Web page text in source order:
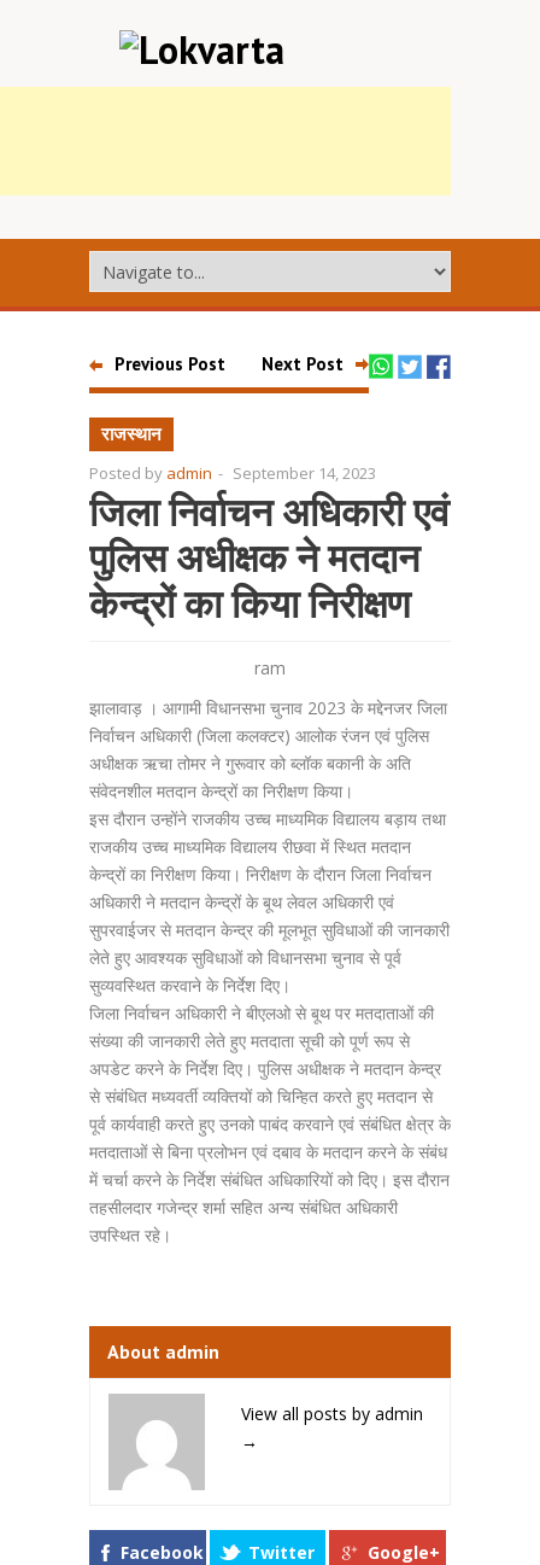
Previous Post Next Post
राजस्थान
Posted by admin - September 14, 2023
जिला निर्वाचन अधिकारी एवं
पुलिस अधीक्षक ने मतदान
केन्द्रों का किया निरीक्षण
ram
झालावाड़ । आगामी विधानसभा चुनाव 2023 के मद्देनजर जिला
निर्वाचन अधिकारी (जिला कलक्टर) आलोक रंजन एवं पुलिस
अधीक्षक ऋचा तोमर ने गुरूवार को ब्लॉक बकानी के अति
संवेदनशील मतदान केन्द्रों का निरीक्षण किया।
इस दौरान उन्होंने राजकीय उच्च माध्यमिक विद्यालय बड़ाय तथा
राजकीय उच्च माध्यमिक विद्यालय रीछवा में स्थित मतदान
केन्द्रों का निरीक्षण किया। निरीक्षण के दौरान जिला निर्वाचन
अधिकारी ने मतदान केन्द्रों के बूथ लेवल अधिकारी एवं
सुपरवाईजर से मतदान केन्द्र की मूलभूत सुविधाओं की जानकारी
लेते हुए आवश्यक सुविधाओं को विधानसभा चुनाव से पूर्व
सुव्यवस्थित करवाने के निर्देश दिए।
जिला निर्वाचन अधिकारी ने बीएलओ से बूथ पर मतदाताओं की
संख्या की जानकारी लेते हुए मतदाता सूची को पूर्ण रूप से
अपडेट करने के निर्देश दिए। पुलिस अधीक्षक ने मतदान केन्द्र
से संबंधित मध्यवर्ती व्यक्तियों को चिन्हित करते हुए मतदान से
पूर्व कार्यवाही करते हुए उनको पाबंद करवाने एवं संबंधित क्षेत्र के
मतदाताओं से बिना प्रलोभन एवं दबाव के मतदान करने के संबंध
में चर्चा करने के निर्देश संबंधित अधिकारियों को दिए। इस दौरान
तहसीलदार गजेन्द्र शर्मा सहित अन्य संबंधित अधिकारी
उपस्थित रहे।
About admin
View all posts by admin
→
Facebook Twitter Google+